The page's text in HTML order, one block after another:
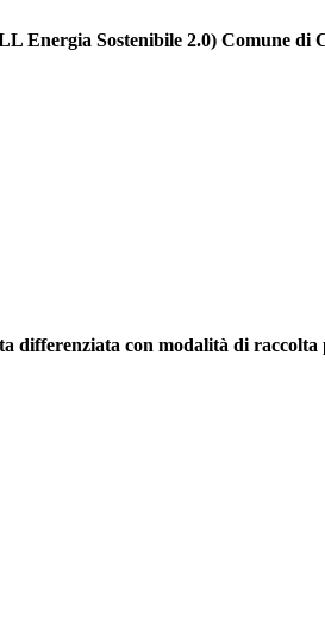
Energia Sostenibile 2.0) Comune
con modalità di